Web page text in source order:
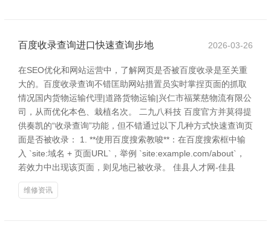
百度收录查询进口快速查询步地 2026-03-26
在SEO优化和网站运营中，了解网页是否被百度收录是至关重
大的。百度收录查询不错匡助网站措置员实时掌捏页面的抓取
情况国内货物运输代理|道路货物运输|兴仁市福莱慈物流有限公
司，从而优化本色、栽植名次。 二九八科技 百度官方并莫得提
供奏凯的“收录查询”功能，但不错通过以下几种方式快速查询页
面是否被收录： 1. **使用百度搜索教唆**：在百度搜索框中输
入 `site:域名 + 页面URL`，举例 `site:example.com/about`，
若效力中出现该页面，则见地已被收录。 佳县人才网-佳县
维修资讯